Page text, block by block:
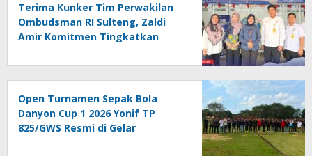
Terima Kunker Tim Perwakilan
Ombudsman RI Sulteng, Zaldi
Amir Komitmen Tingkatkan
Akuntabel Bebas Mal
Administrasi
Open Turnamen Sepak Bola
Danyon Cup 1 2026 Yonif TP
825/GWS Resmi di Gelar